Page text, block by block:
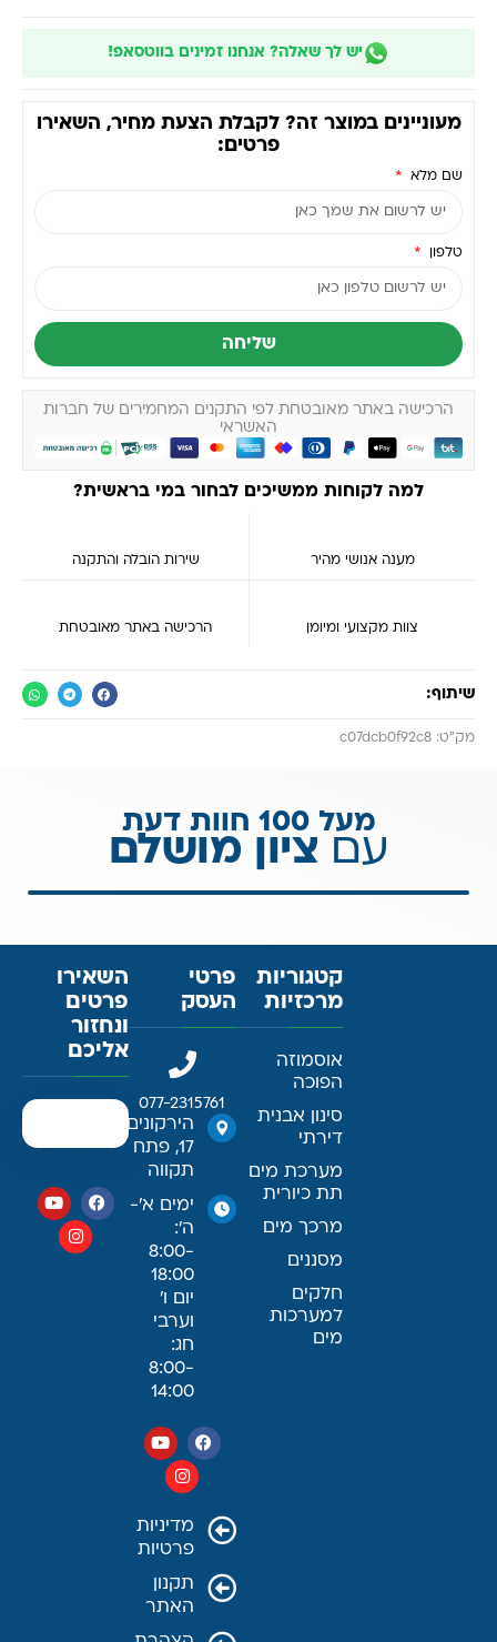
יש לך שאלה? אנחנו זמינים בווטסאפ!
מעוניינים במוצר זה? לקבלת הצעת מחיר, השאירו
פרטים:
שם מלא
טלפון
שליחה
הרכישה באתר מאובטחת לפי התקנים המחמירים של חברות
האשראי
למה לקוחות ממשיכים לבחור במי בראשית?
מענה אנושי מהיר שירות הובלה והתקנה
צוות מקצועי ומיומן הרכישה באתר מאובטחת
שיתוף:
מק״ט: c07dcb0f92c8
מעל 100 חוות דעת
עםציון מושלם
קטגוריות
מרכזיות
אוסמוזה
הפוכה
סינון אבנית
דירתי
מערכת מים
תת כיורית
מרכך מים
מסננים
חלקים
למערכות
מים
פרטי
העסק
077-2315761
הירקונים
17, פתח
תקווה
ימים א׳-
ה׳:
8:00-
18:00
יום ו׳
וערבי
חג:
8:00-
14:00
מדיניות
פרטיות
תקנון
האתר
השאירו
פרטים
ונחזור
אליכם